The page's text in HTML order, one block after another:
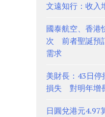
文遠知行：收入
國泰航空、香港
次 前者聖誕預
需求
美財長：43日
損失 對明年增
日圓兌港元